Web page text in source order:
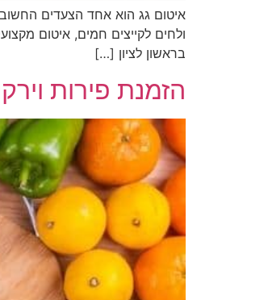
איטום גג הוא אחד הצעדים
ולחים לקייצים חמים, איטום
בראשון לציון […]
הזמנת פירות